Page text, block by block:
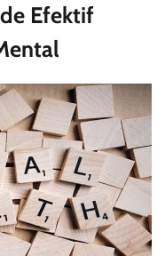
Efektif